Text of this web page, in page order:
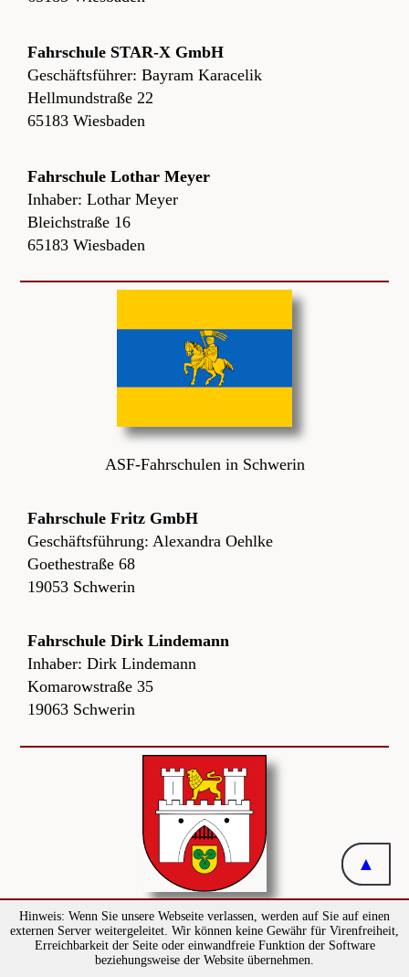
Fahrschule STAR-X GmbH
Geschäftsführer: Bayram Karacelik
Hellmundstraße 22
65183 Wiesbaden
Fahrschule Lothar Meyer
Inhaber: Lothar Meyer
Bleichstraße 16
65183 Wiesbaden
ASF-Fahrschulen in Schwerin
Fahrschule Fritz GmbH
Geschäftsführung: Alexandra Oehlke
Goethestraße 68
19053 Schwerin
Fahrschule Dirk Lindemann
Inhaber: Dirk Lindemann
Komarowstraße 35
19063 Schwerin
ASF-Fahrschulen in Hannover
▲
Hinweis: Wenn Sie unsere Webseite verlassen, werden auf Sie auf einen
externen Server weitergeleitet. Wir können keine Gewähr für Virenfreiheit,
Erreichbarkeit der Seite oder einwandfreie Funktion der Software
beziehungsweise der Website übernehmen.
▲